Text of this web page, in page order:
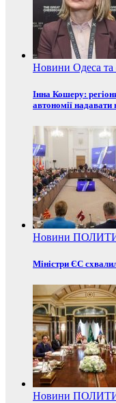
Новини Одеса та
Інна Кошеру:
автономії надавати
Новини
Міністри ЄС
Новини